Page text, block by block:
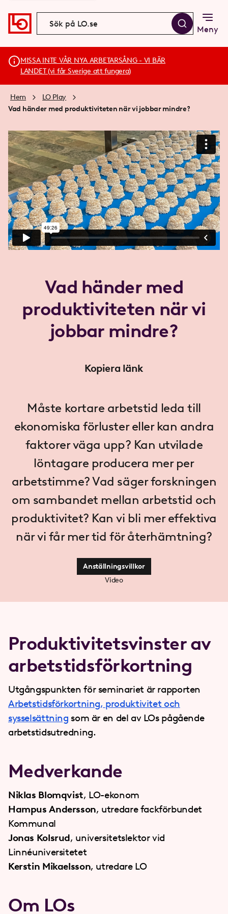
Meny
MISSA INTE VÅR NYA ARBETARSÅNG - VI BÄR
LANDET (vi får Sverige att fungera)
Hem
LO Play
Vad händer med produktiviteten när vi jobbar mindre?
Vad händer med
produktiviteten när vi
jobbar mindre?
Kopiera länk
Måste kortare arbetstid leda till
ekonomiska förluster eller kan andra
faktorer väga upp? Kan utvilade
löntagare producera mer per
arbetstimme? Vad säger forskningen
om sambandet mellan arbetstid och
produktivitet? Kan vi bli mer effektiva
när vi får mer tid för återhämtning?
Anställningsvillkor
Video
Produktivitetsvinster av
arbetstidsförkortning
Utgångspunkten för seminariet är rapporten
Arbetstidsförkortning, produktivitet och
sysselsättning som är en del av LOs pågående
arbetstidsutredning.
Medverkande
Niklas Blomqvist, LO-ekonom
Hampus Andersson, utredare fackförbundet
Kommunal
Jonas Kolsrud, universitetslektor vid
Linnéuniversitetet
Kerstin Mikaelsson, utredare LO
Om LOs